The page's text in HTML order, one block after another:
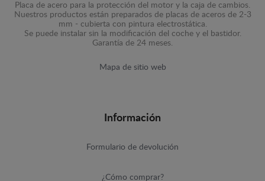
Placa de acero para la protección del motor y la caja de cambios.
Nuestros productos están preparados de placas de aceros de 2-3
mm - cubierta con pintura electrostática.
Se puede instalar sin la modificación del coche y el bastidor.
Garantía de 24 meses.
Mapa de sitio web
Información
Formulario de devolución
¿Cómo comprar?